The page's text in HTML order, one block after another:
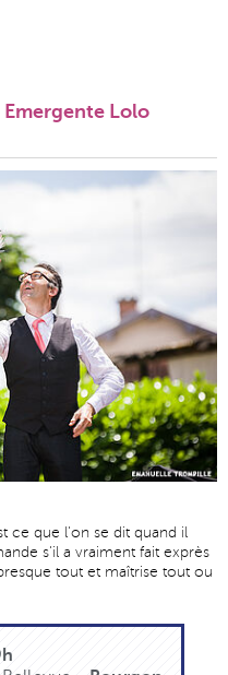
Lolo
ce que l'on se dit quand il
s'il a vraiment fait exprès
tout et maîtrise tout ou